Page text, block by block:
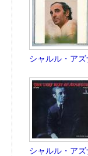
シャルル・ア
シャルル・ア